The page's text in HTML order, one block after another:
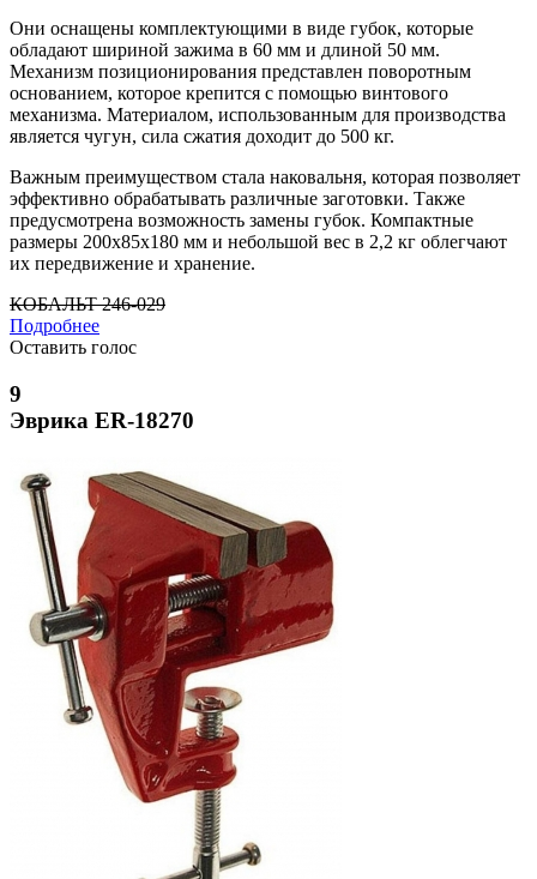
Они оснащены комплектующими в виде губок, которые
обладают шириной зажима в 60 мм и длиной 50 мм.
Механизм позиционирования представлен поворотным
основанием, которое крепится с помощью винтового
механизма. Материалом, использованным для производства
является чугун, сила сжатия доходит до 500 кг.
Важным преимуществом стала наковальня, которая позволяет
эффективно обрабатывать различные заготовки. Также
предусмотрена возможность замены губок. Компактные
размеры 200x85x180 мм и небольшой вес в 2,2 кг облегчают
их передвижение и хранение.
КОБАЛЬТ 246-029
Подробнее
Оставить голос
9
Эврика ER-18270